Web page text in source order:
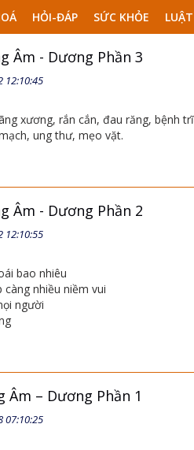
HỎI-ĐÁP SỨC KHỎE
Âm - Dương Phần 3
12:10:45
xương, rắn cắn, đau răng, bệnh
ung thư, mẹo vặt.
Âm - Dương Phần 2
12:10:55
bao nhiêu
càng nhiều niềm vui
người
Âm – Dương Phần 1
07:10:25